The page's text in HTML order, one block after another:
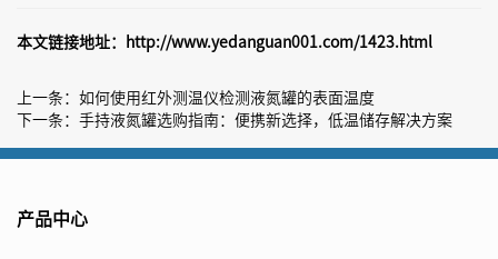
本文链接地址： http://www.yedanguan001.com/1423.html
上一条： 如何使用红外测温仪检测液氮罐的表面温度
下一条： 手持液氮罐选购指南：便携新选择，低温储存解决方案
产品中心